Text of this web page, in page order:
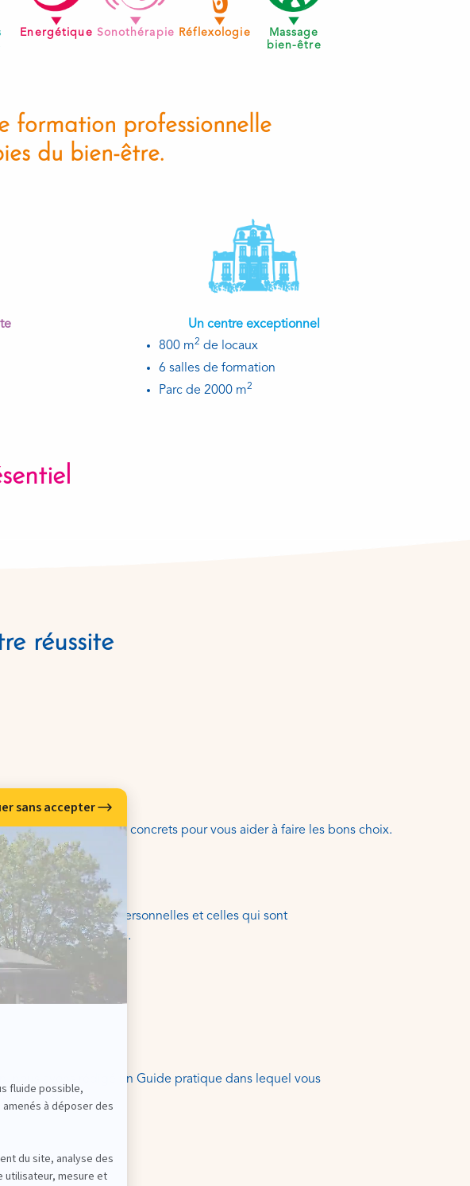
Energétique Sonothérapie Réflexologie
Massage
bien-être
formation professionnelle
du bien-être.
Un centre exceptionnel
800 m2 de locaux
6 salles de formation
Parc de 2000 m2
réussite
proposons 4 outils concrets pour vous aider à faire les bons choix.
et aspirations personnelles et celles qui sont
du bien-être.
nous avons rédigé un Guide pratique dans lequel vous